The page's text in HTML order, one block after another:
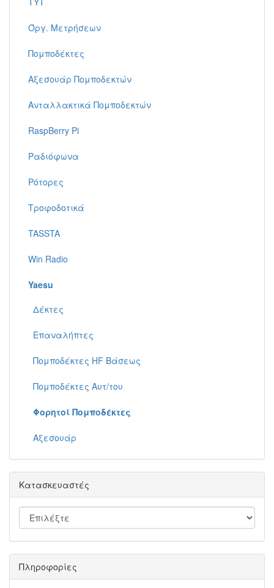
Όργ. Μετρήσεων
Πομποδέκτες
Αξεσουάρ Πομποδεκτών
Ανταλλακτικά Πομποδεκτών
RaspBerry Pi
Ραδιόφωνα
Ρότορες
Τροφοδοτικά
TASSTA
Win Radio
Yaesu
Δέκτες
Επαναλήπτες
Πομποδέκτες HF Βάσεως
Πομποδέκτες Αυτ/του
Φορητοί Πομποδέκτες
Αξεσουάρ
Κατασκευαστές
Πληροφορίες